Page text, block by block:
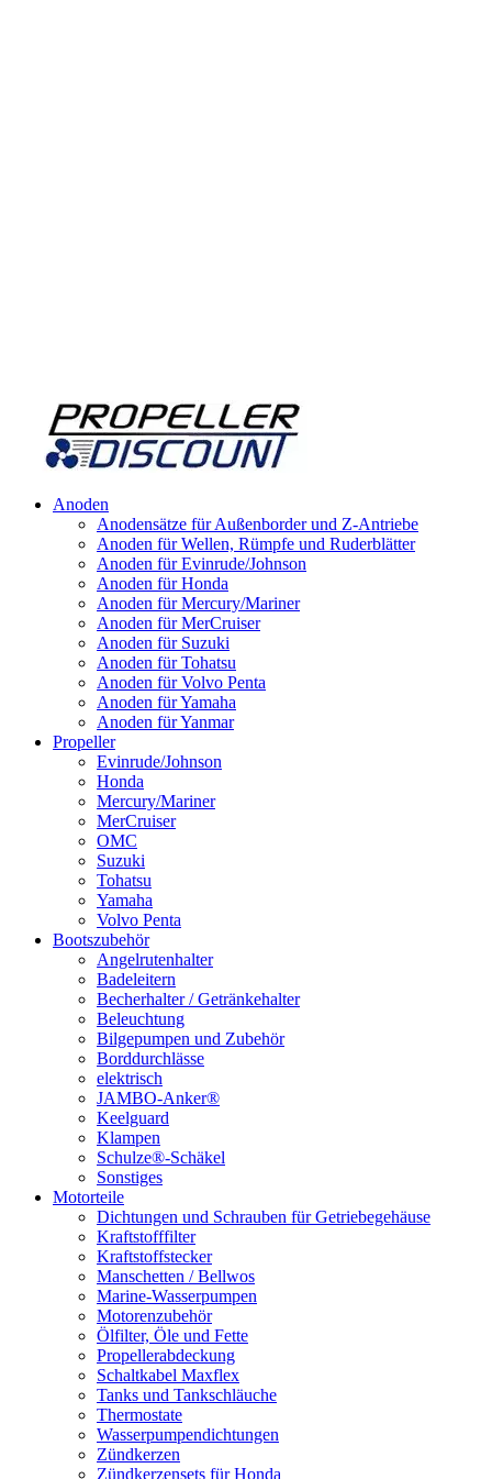
Anoden
Anodensätze für Außenborder und Z-Antriebe
Anoden für Wellen, Rümpfe und Ruderblätter
Anoden für Evinrude/Johnson
Anoden für Honda
Anoden für Mercury/Mariner
Anoden für MerCruiser
Anoden für Suzuki
Anoden für Tohatsu
Anoden für Volvo Penta
Anoden für Yamaha
Anoden für Yanmar
Propeller
Evinrude/Johnson
Honda
Mercury/Mariner
MerCruiser
OMC
Suzuki
Tohatsu
Yamaha
Volvo Penta
Bootszubehör
Angelrutenhalter
Badeleitern
Becherhalter / Getränkehalter
Beleuchtung
Bilgepumpen und Zubehör
Borddurchlässe
elektrisch
JAMBO-Anker®
Keelguard
Klampen
Schulze®-Schäkel
Sonstiges
Motorteile
Dichtungen und Schrauben für Getriebegehäuse
Kraftstofffilter
Kraftstoffstecker
Manschetten / Bellwos
Marine-Wasserpumpen
Motorenzubehör
Ölfilter, Öle und Fette
Propellerabdeckung
Schaltkabel Maxflex
Tanks und Tankschläuche
Thermostate
Wasserpumpendichtungen
Zündkerzen
Zündkerzensets für Honda